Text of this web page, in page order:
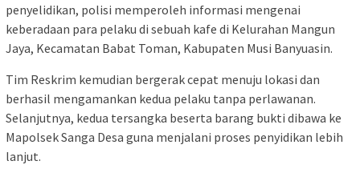
penyelidikan, polisi memperoleh informasi mengenai
keberadaan para pelaku di sebuah kafe di Kelurahan Mangun
Jaya, Kecamatan Babat Toman, Kabupaten Musi Banyuasin.
Tim Reskrim kemudian bergerak cepat menuju lokasi dan
berhasil mengamankan kedua pelaku tanpa perlawanan.
Selanjutnya, kedua tersangka beserta barang bukti dibawa ke
Mapolsek Sanga Desa guna menjalani proses penyidikan lebih
lanjut.